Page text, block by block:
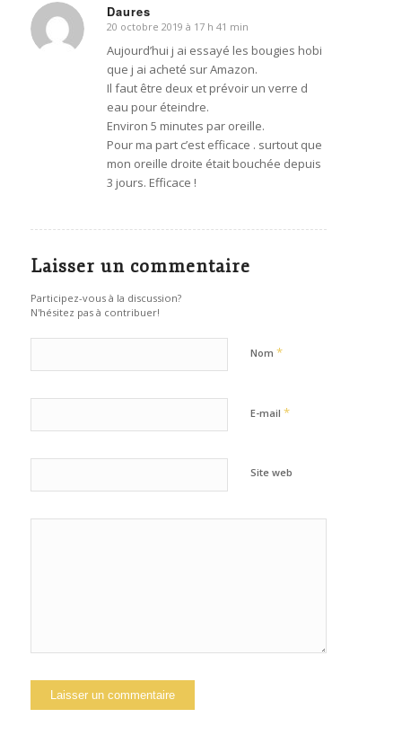
Daures
dit
:
20 octobre 2019 à 17 h 41 min
Aujourd’hui j ai essayé les bougies hobi
que j ai acheté sur Amazon.
Il faut être deux et prévoir un verre d
eau pour éteindre.
Environ 5 minutes par oreille.
Pour ma part c’est efficace . surtout que
mon oreille droite était bouchée depuis
3 jours. Efficace !
Laisser un commentaire
Participez-vous à la discussion?
N'hésitez pas à contribuer!
Nom *
E-mail *
Site web